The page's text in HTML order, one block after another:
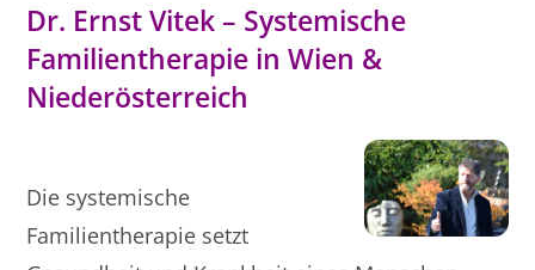
Dr. Ernst Vitek – Systemische
Familientherapie in Wien &
Niederösterreich
Die systemische
Familientherapie setzt